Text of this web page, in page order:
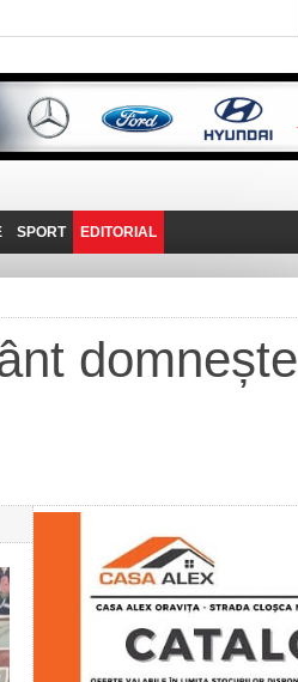
DE VIAȚĂ
SPORT EDITORIAL
DE VICTOR NAFIRU
domnește